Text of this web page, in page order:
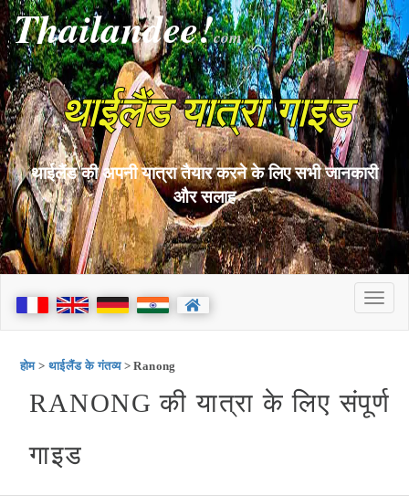
Thailandee!com
थाईलैंड यात्रा गाइड
थाईलैंड की अपनी यात्रा तैयार करने के लिए सभी जानकारी
और सलाह
होम>थाईलैंड के गंतव्य> Ranong
RANONG की यात्रा के लिए संपूर्ण
गाइड